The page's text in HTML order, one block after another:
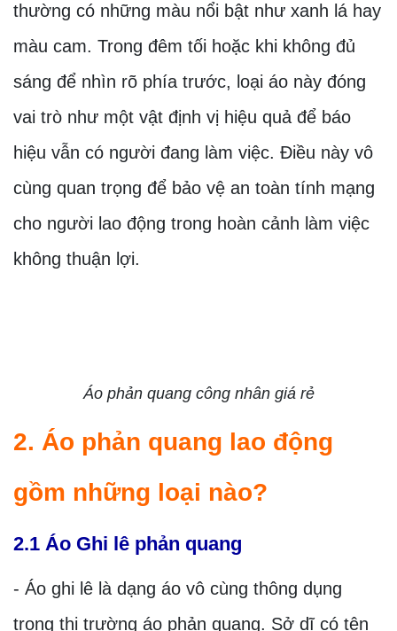
thường có những màu nổi bật như xanh lá hay
màu cam. Trong đêm tối hoặc khi không đủ
sáng để nhìn rõ phía trước, loại áo này đóng
vai trò như một vật định vị hiệu quả để báo
hiệu vẫn có người đang làm việc. Điều này vô
cùng quan trọng để bảo vệ an toàn tính mạng
cho người lao động trong hoàn cảnh làm việc
không thuận lợi.
Áo phản quang công nhân giá rẻ
2. Áo phản quang lao động
gồm những loại nào?
2.1 Áo Ghi lê phản quang
- Áo ghi lê là dạng áo vô cùng thông dụng
trong thị trường áo phản quang. Sở dĩ có tên